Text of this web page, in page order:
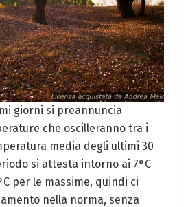
giorni si preannuncia
che oscilleranno tra i
media degli ultimi 30
si attesta intorno ai 7°C
per le massime, quindi ci
nella norma, senza